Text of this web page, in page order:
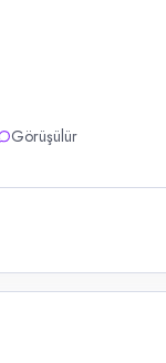
Görüşülür